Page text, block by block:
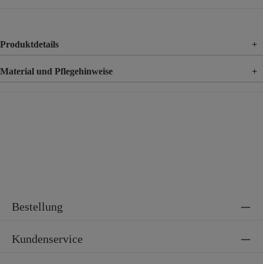
Produktdetails +
Material und Pflegehinweise +
Bestellung
Kundenservice